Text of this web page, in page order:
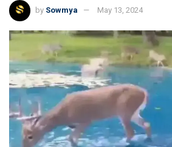
by Sowmya May 13, 2024